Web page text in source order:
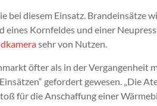
bei diesem Einsatz. Brandeinsätze
eines Kornfeldes und einer
sehr von Nutzen.
öfter als in der Vergangenheit
gefordert gewesen. „Die
für die Anschaffung einer